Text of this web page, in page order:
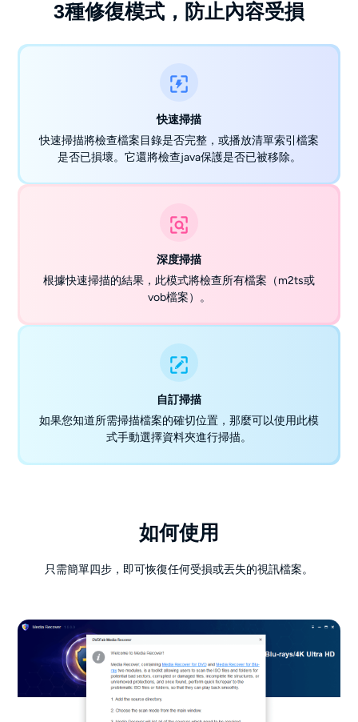
3種修復模式，防止內容受損
快速掃描
快速掃描將檢查檔案目錄是否完整，或播放清單索引檔案
是否已損壞。它還將檢查java保護是否已被移除。
深度掃描
根據快速掃描的結果，此模式將檢查所有檔案（m2ts或
vob檔案）。
自訂掃描
如果您知道所需掃描檔案的確切位置，那麼可以使用此模
式手動選擇資料夾進行掃描。
如何使用
只需簡單四步，即可恢復任何受損或丟失的視訊檔案。